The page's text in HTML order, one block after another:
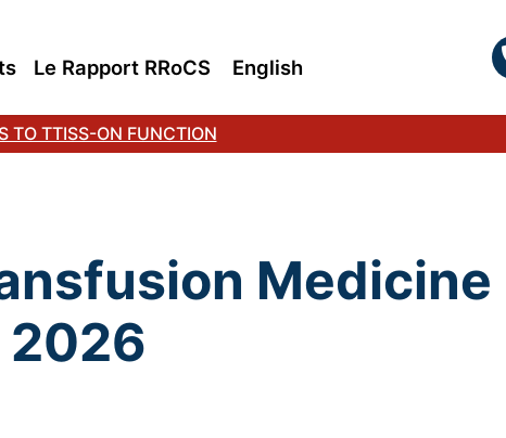
Le Rapport RRoCS English
TO TTISS-ON FUNCTION
Medicine
2026